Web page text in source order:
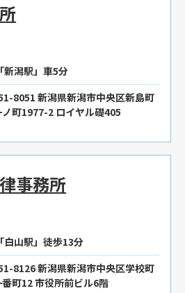
新潟駅」車5分
8051 新潟県新潟市中央区新島町
町1977-2 ロイヤル礎405
事務所
白山駅」徒歩13分
8126 新潟県新潟市中央区学校町
町12 市役所前ビル6階